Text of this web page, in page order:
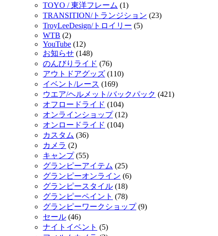
TOYO / 東洋フレーム (1)
TRANSITION/トランジション (23)
TroyLeeDesign/トロイリー (5)
WTB (2)
YouTube (12)
お知らせ (148)
のんびりライド (76)
アウトドアグッズ (110)
イベント/レース (169)
ウエア/ヘルメット/バックパック (421)
オフロードライド (104)
オンラインショップ(12)
オンロードライド (104)
カスタム (36)
カメラ (2)
キャンプ(55)
グランピーアイテム (25)
グランピーオンライン (6)
グランピースタイル (18)
グランピーペイント (78)
グランピーワークショップ(9)
セール (46)
ナイトイベント (5)